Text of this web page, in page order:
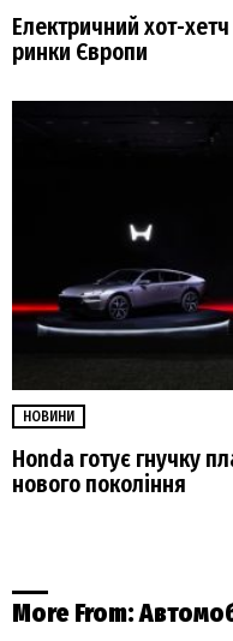
Електричний хот-
ринки Європи
НОВИНИ
Honda готує гнучку
нового покоління
More From: